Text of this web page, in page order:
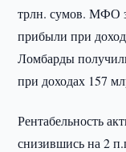
трлн. сумов. МФО
прибыли при
Ломбарды
при доходах 157
Рентабельность
снизившись на 2